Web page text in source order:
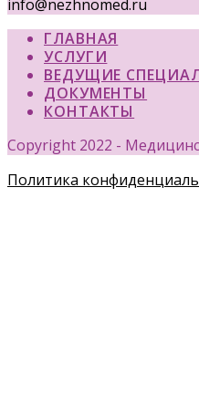
info@nezhnomed.ru
ГЛАВНАЯ
УСЛУГИ
ВЕДУЩИЕ
ДОКУМЕНТЫ
КОНТАКТЫ
Copyright 2022 -
Политика